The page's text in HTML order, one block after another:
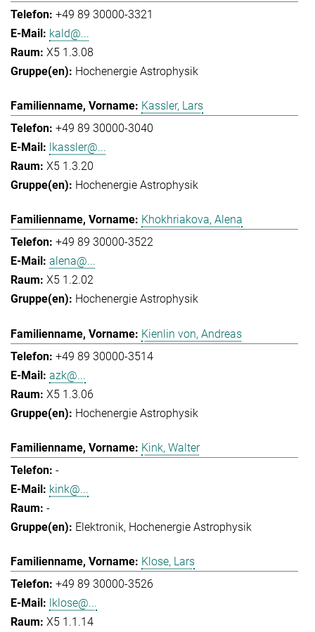
+49 89 30000-3321
kald@...
X5 1.3.08
Hochenergie Astrophysik
Kassler, Lars
+49 89 30000-3040
lkassler@...
X5 1.3.20
Hochenergie Astrophysik
Khokhriakova, Alena
+49 89 30000-3522
alena@...
X5 1.2.02
Hochenergie Astrophysik
Kienlin von, Andreas
+49 89 30000-3514
azk@...
X5 1.3.06
Hochenergie Astrophysik
Kink, Walter
-
kink@...
-
Elektronik Hochenergie Astrophysik
Klose, Lars
+49 89 30000-3526
lklose@...
X5 1.1.14